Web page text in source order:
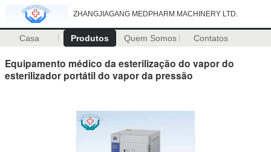
ZHANGJIAGANG MEDPHARM MACHINERY LTD.
Casa Produtos Quem Somos Contatos
Equipamento médico da esterilização do vapor do
esterilizador portátil do vapor da pressão